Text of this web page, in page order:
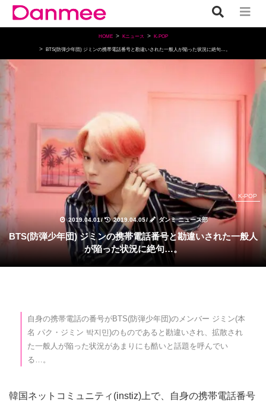
HOME Kニュース K-POP
BTS(防弾少年団) ジミンの携帯電話番号と勘違いされた一般人が陥った状況に絶句…。
2019.04.01/ 2019.04.05/ ダンミ ニュース部
K-POP
BTS(防弾少年団) ジミンの携帯電話番号と勘違いされた一般人
が陥った状況に絶句…。
自身の携帯電話の番号がBTS(防弾少年団)のメンバー ジミン(本
名 パク・ジミン 박지민)のものであると勘違いされ、拡散され
た一般人が陥った状況があまりにも酷いと話題を呼んでい
る…。
韓国ネットコミュニティ(instiz)上で、自身の携帯電話番号